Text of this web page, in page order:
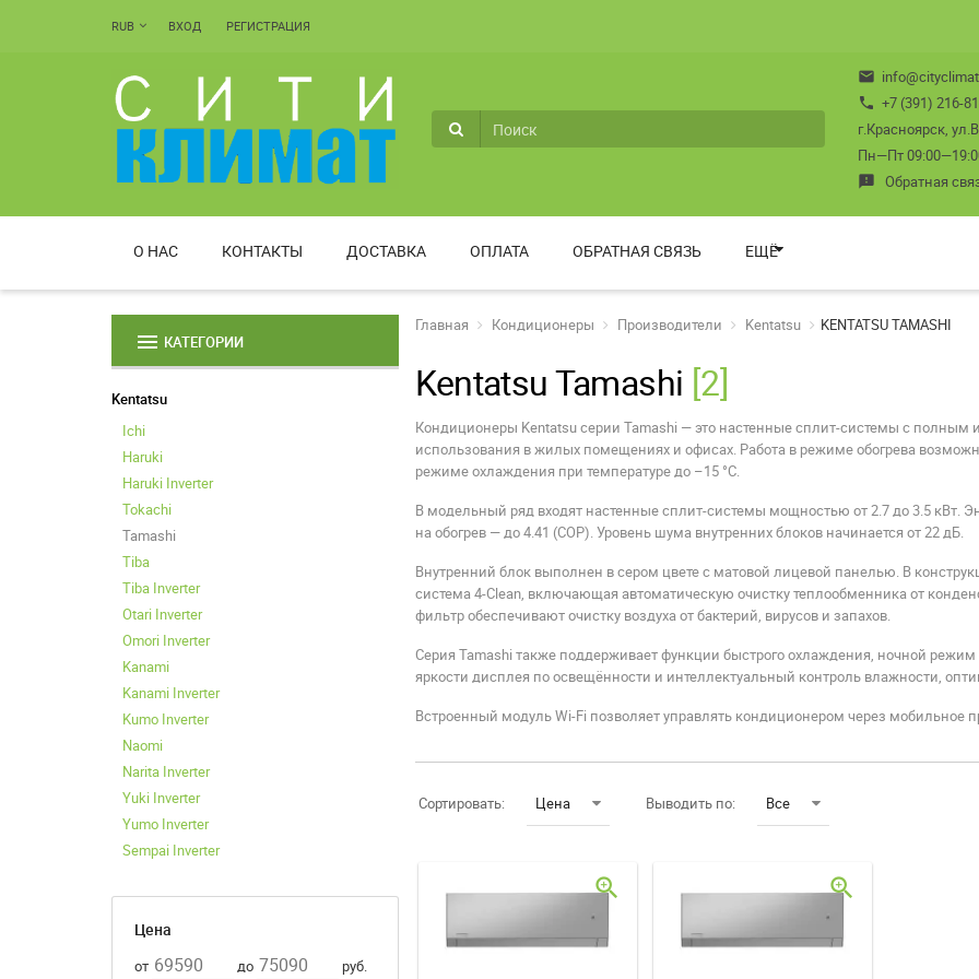
RUB ВХОД РЕГИСТРАЦИЯ
mail
phone +7 (391) 216-
г.Красноярск,
Пн—Пт
feedback Обратная
О НАС КОНТАКТЫ ДОСТАВКА ОПЛАТА ОБРАТНАЯ СВЯЗЬ ЕЩЁ
menu КАТЕГОРИИ
Kentatsu
Ichi
Haruki
Haruki Inverter
Tokachi
Tamashi
Tiba
Tiba Inverter
Otari Inverter
Omori Inverter
Kanami
Kanami Inverter
Kumo Inverter
Naomi
Narita Inverter
Yuki Inverter
Yumo Inverter
Sempai Inverter
Цена
от до руб.
Главная Кондиционеры Производители Kentatsu KENTATSU TAMASHI
Kentatsu Tamashi [2]
Кондиционеры Kentatsu серии Tamashi — это настенные сплит-системы с
использования в жилых помещениях и офисах. Работа в режиме обогрева
режиме охлаждения при температуре до –15 °C.
В модельный ряд входят настенные сплит-системы мощностью от 2.7 до 3.5 кВт.
на обогрев — до 4.41 (COP). Уровень шума внутренних блоков начинается от 22 дБ.
Внутренний блок выполнен в сером цвете с матовой лицевой панелью. В
система 4-Clean, включающая автоматическую очистку теплообменника от
фильтр обеспечивают очистку воздуха от бактерий, вирусов и запахов.
Серия Tamashi также поддерживает функции быстрого охлаждения, ночной
яркости дисплея по освещённости и интеллектуальный контроль влажности,
Встроенный модуль Wi-Fi позволяет управлять кондиционером через мобильное
Сортировать: Цена Выводить по: Все
zoom_in zoom_in